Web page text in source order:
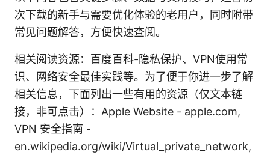
次下载的新手与需要优化体验的老用户，同时附带
常见问题解答，方便快速查阅。
相关阅读资源：百度百科-隐私保护、VPN使用常
识、网络安全最佳实践等。为了便于你进一步了解
相关信息，下面列出一些有用的资源（仅文本链
接，非可点击）：Apple Website - apple.com,
VPN 安全指南 -
en.wikipedia.org/wiki/Virtual_private_network,